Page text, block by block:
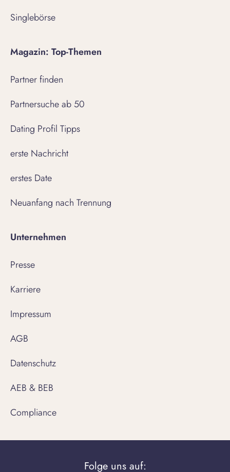
Singlebörse
Magazin: Top-Themen
Partner finden
Partnersuche ab 50
Dating Profil Tipps
erste Nachricht
erstes Date
Neuanfang nach Trennung
Unternehmen
Presse
Karriere
Impressum
AGB
Datenschutz
AEB & BEB
Compliance
Folge uns auf: